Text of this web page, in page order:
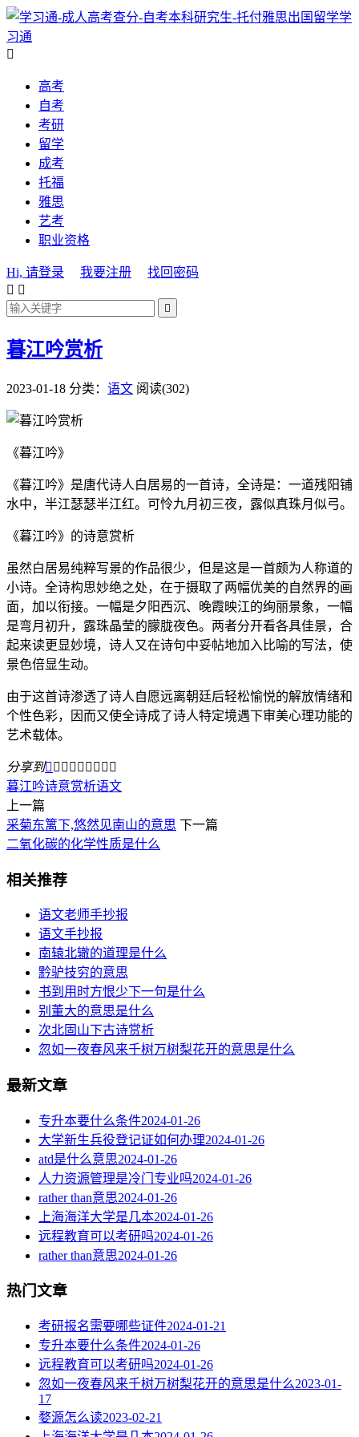
学
习通

高考
自考
考研
留学
成考
托福
雅思
艺考
职业资格
Hi, 请登录 我要注册
找回密码
 

暮江吟赏析
2023-01-18 分类： 语文 阅读(302)
《暮江吟》
《暮江吟》是唐代诗人白居易的一首诗，全诗是：一道残阳铺
水中，半江瑟瑟半江红。可怜九月初三夜，露似真珠月似弓。
《暮江吟》的诗意赏析
虽然白居易纯粹写景的作品很少，但是这是一首颇为人称道的
小诗。全诗构思妙绝之处，在于摄取了两幅优美的自然界的画
面，加以衔接。一幅是夕阳西沉、晚霞映江的绚丽景象，一幅
是弯月初升，露珠晶莹的朦胧夜色。两者分开看各具佳景，合
起来读更显妙境，诗人又在诗句中妥帖地加入比喻的写法，使
景色倍显生动。
由于这首诗渗透了诗人自愿远离朝廷后轻松愉悦的解放情绪和
个性色彩，因而又使全诗成了诗人特定境遇下审美心理功能的
艺术载体。
分享到        
暮江吟诗意赏析语文
上一篇
采菊东篱下,悠然见南山的意思 下一篇
二氧化碳的化学性质是什么
相关推荐
语文老师手抄报
语文手抄报
南辕北辙的道理是什么
黔驴技穷的意思
书到用时方恨少下一句是什么
别董大的意思是什么
次北固山下古诗赏析
忽如一夜春风来千树万树梨花开的意思是什么
最新文章
专升本要什么条件2024-01-26
大学新生兵役登记证如何办理2024-01-26
atd是什么意思2024-01-26
人力资源管理是冷门专业吗2024-01-26
rather than意思2024-01-26
上海海洋大学是几本2024-01-26
远程教育可以考研吗2024-01-26
rather than意思2024-01-26
热门文章
考研报名需要哪些证件2024-01-21
专升本要什么条件2024-01-26
远程教育可以考研吗2024-01-26
忽如一夜春风来千树万树梨花开的意思是什么2023-01-
17
婺源怎么读2023-02-21